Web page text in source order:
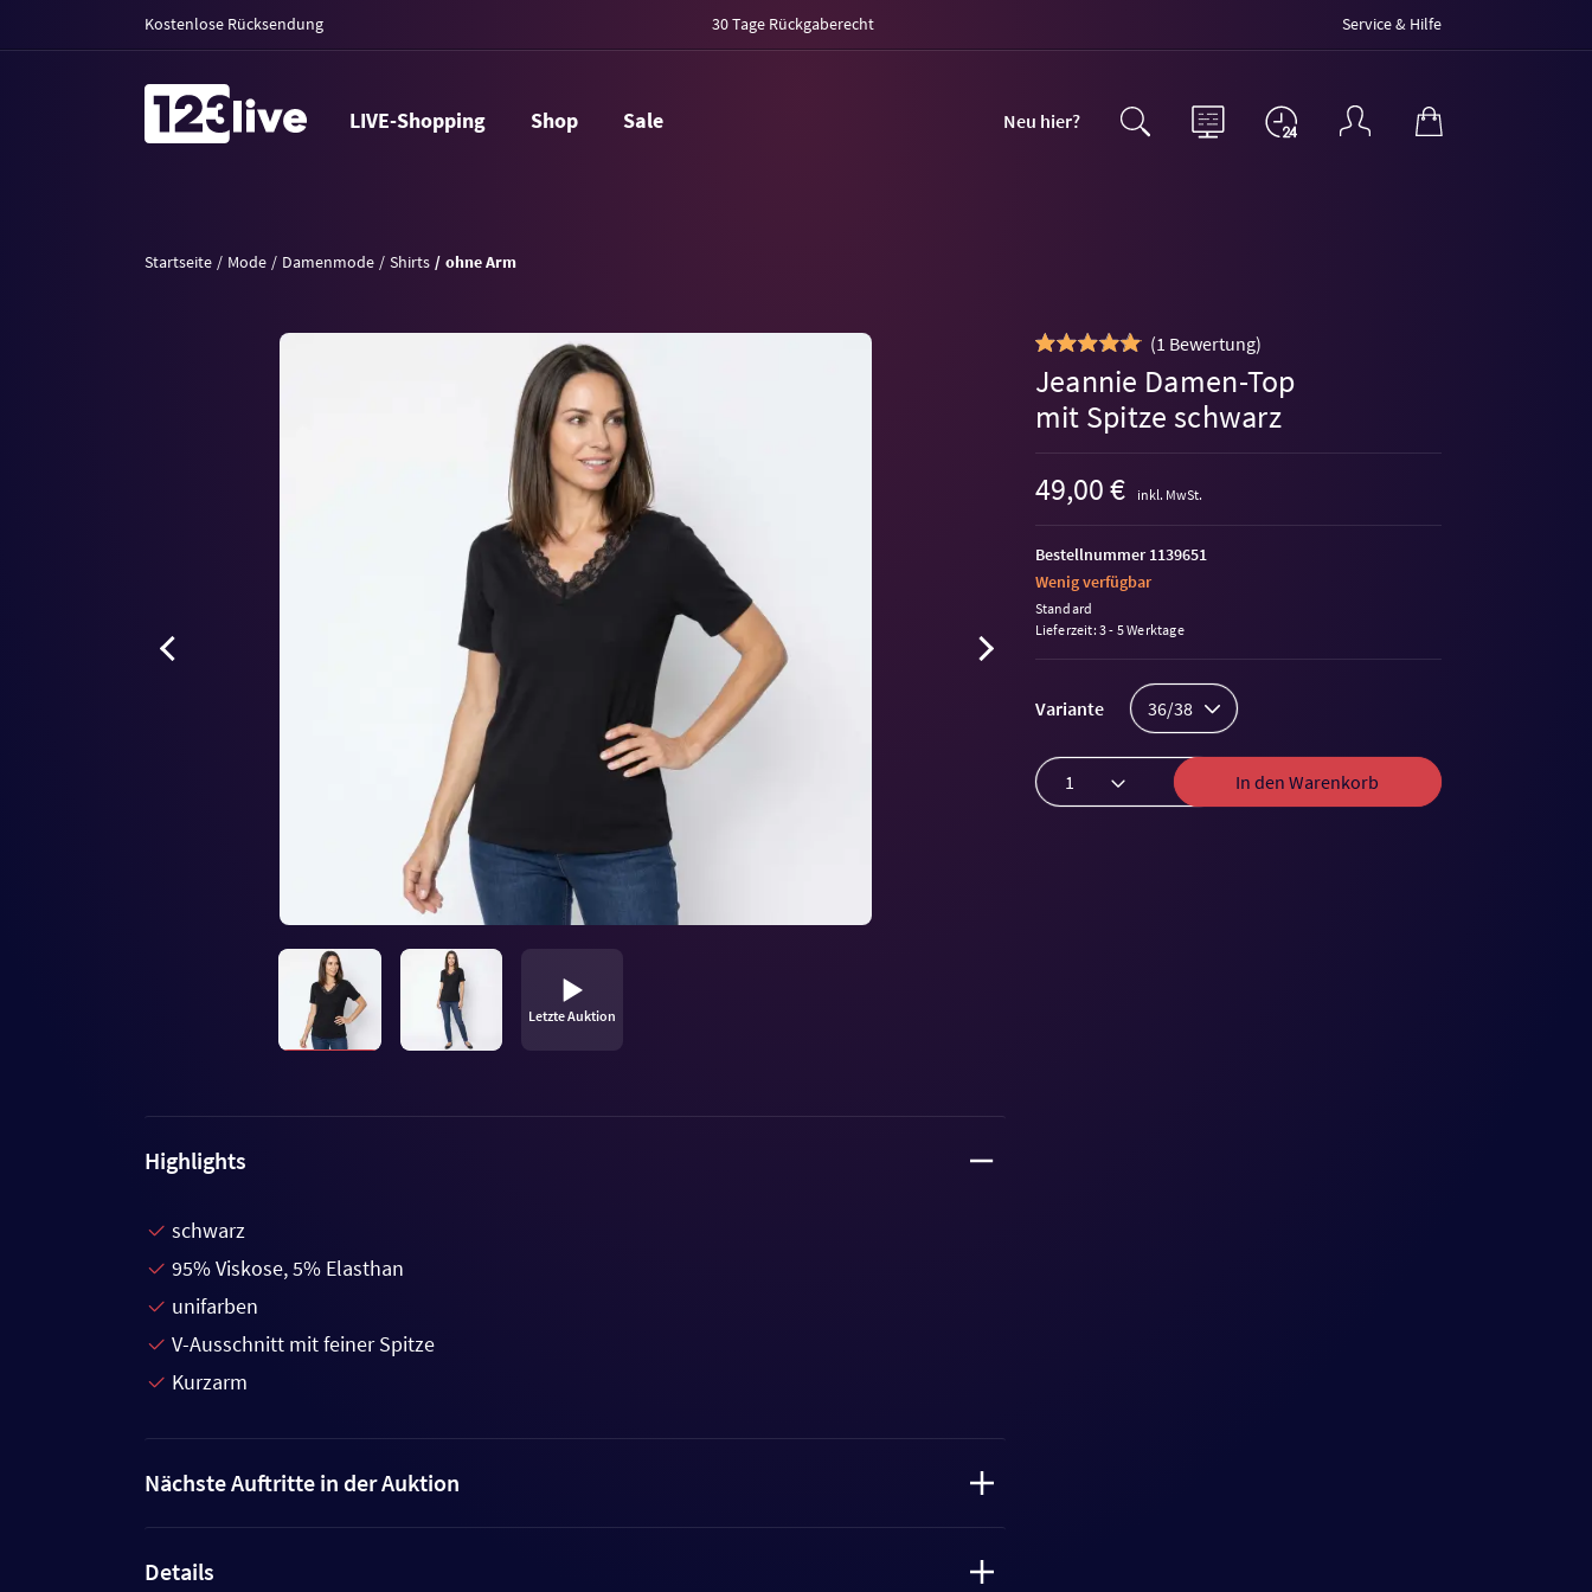
Kostenlose Rücksendung 30 Tage Rückgaberecht Service & Hilfe
LIVE-Shopping Shop Sale Neu hier?
Startseite Mode Damenmode Shirts ohne Arm
Letzte Auktion
(1 Bewertung)
Jeannie Damen-Top
mit Spitze schwarz
49,00 €
inkl. MwSt.
Variante 36/38
In den Warenkorb
Bestellnummer 1139651
Wenig verfügbar
Standard
Lieferzeit: 3 - 5 Werktage
Highlights
schwarz
95% Viskose, 5% Elasthan
unifarben
V-Ausschnitt mit feiner Spitze
Kurzarm
Nächste Auftritte in der Auktion
Details